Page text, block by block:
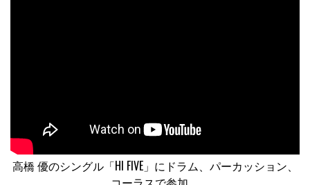
高橋 優のシングル「HI FIVE」にドラム、パーカッション、